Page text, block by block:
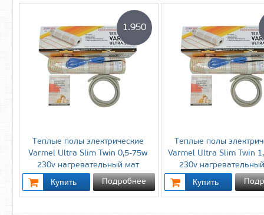
Теплые полы электрические
Varmel Ultra Slim Twin 0,5-75w
230v нагревательный мат
1.950
Подробнее
Теплые полы
Varmel Ultra Slim Twin
230v